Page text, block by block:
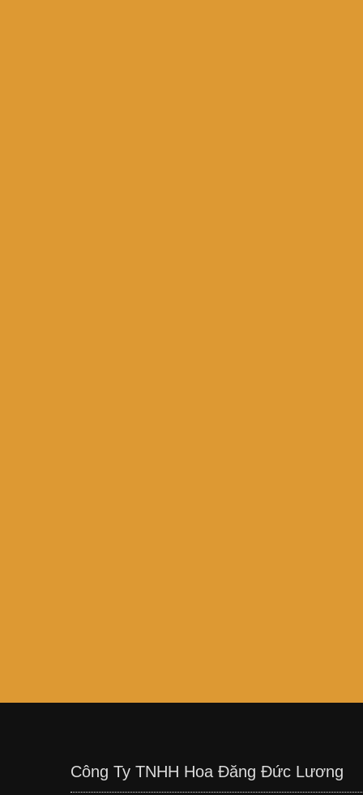
Công Ty TNHH Hoa Đăng Đức Lương